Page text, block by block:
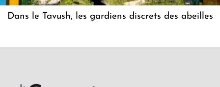
Dans le Tavush, les gardiens discrets des abeilles